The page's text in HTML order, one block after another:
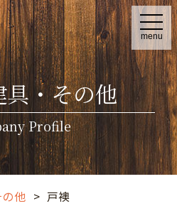
t
o
g
g
l
n
v
i
menu
・その他
Profile
他 戸襖